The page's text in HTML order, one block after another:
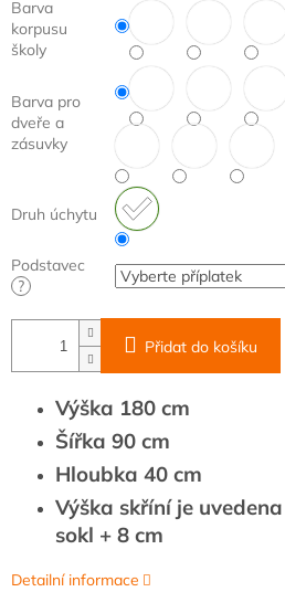
Barva
korpusu
školy
Barva pro
dveře a
zásuvky
Druh úchytu
Podstavec
?
Přidat do košíku
Výška 180 cm
Šířka 90 cm
Hloubka 40 cm
Výška skříní je
sokl + 8 cm
Detailní informace